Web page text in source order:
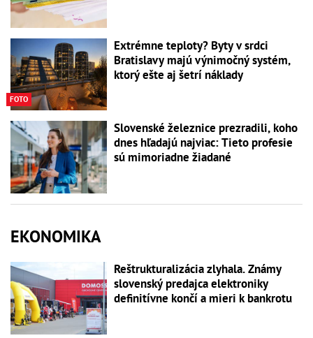
FOTO
Extrémne teploty? Byty v srdci
Bratislavy majú výnimočný systém,
ktorý ešte aj šetrí náklady
Slovenské železnice prezradili, koho
dnes hľadajú najviac: Tieto profesie
sú mimoriadne žiadané
EKONOMIKA
Reštrukturalizácia zlyhala. Známy
slovenský predajca elektroniky
definitívne končí a mieri k bankrotu